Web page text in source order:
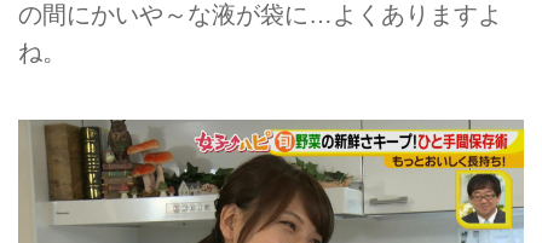
の間にかいや～な液が袋に…よくありますよ
ね。